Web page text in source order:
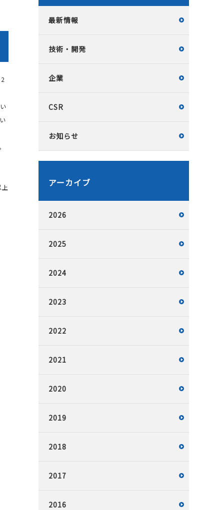
上
最新情報
技術・開発
企業
CSR
お知らせ
アーカイブ
2026
2025
2024
2023
2022
2021
2020
2019
2018
2017
2016